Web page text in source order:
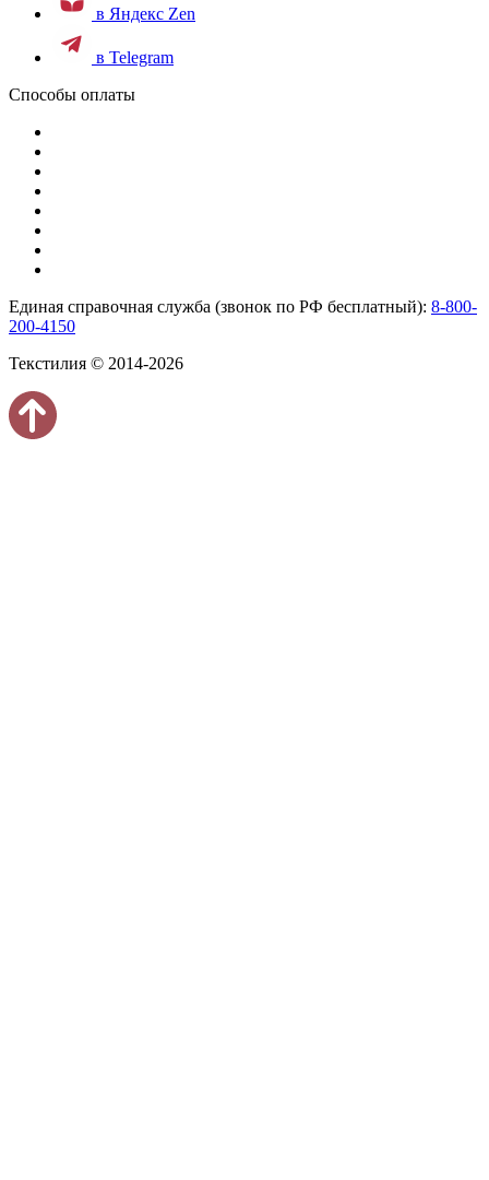
в Яндекс Zen
в Telegram
Способы оплаты
Единая справочная служба (звонок по РФ бесплатный): 8-800-
200-4150
Текстилия © 2014-2026